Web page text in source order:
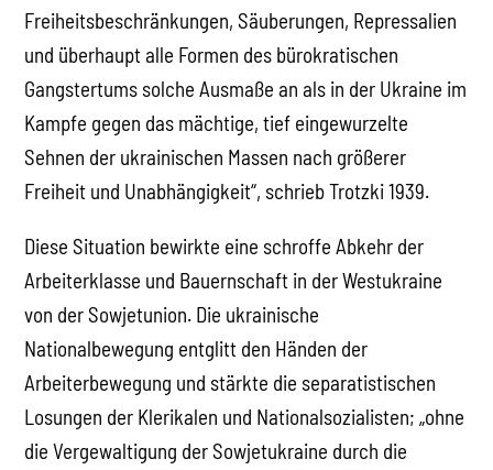
Freiheitsbeschränkungen, Säuberungen, Repressalien
und überhaupt alle Formen des bürokratischen
Gangstertums solche Ausmaße an als in der Ukraine im
Kampfe gegen das mächtige, tief eingewurzelte
Sehnen der ukrainischen Massen nach größerer
Freiheit und Unabhängigkeit“, schrieb Trotzki 1939.
Diese Situation bewirkte eine schroffe Abkehr der
Arbeiterklasse und Bauernschaft in der Westukraine
von der Sowjetunion. Die ukrainische
Nationalbewegung entglitt den Händen der
Arbeiterbewegung und stärkte die separatistischen
Losungen der Klerikalen und Nationalsozialisten; „ohne
die Vergewaltigung der Sowjetukraine durch die